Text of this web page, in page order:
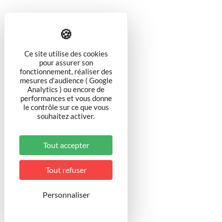
Ce site utilise des cookies
pour assurer son
fonctionnement, réaliser des
mesures d'audience ( Google
Analytics ) ou encore de
performances et vous donne
le contrôle sur ce que vous
souhaitez activer.
Tout accepter
Tout refuser
Personnaliser